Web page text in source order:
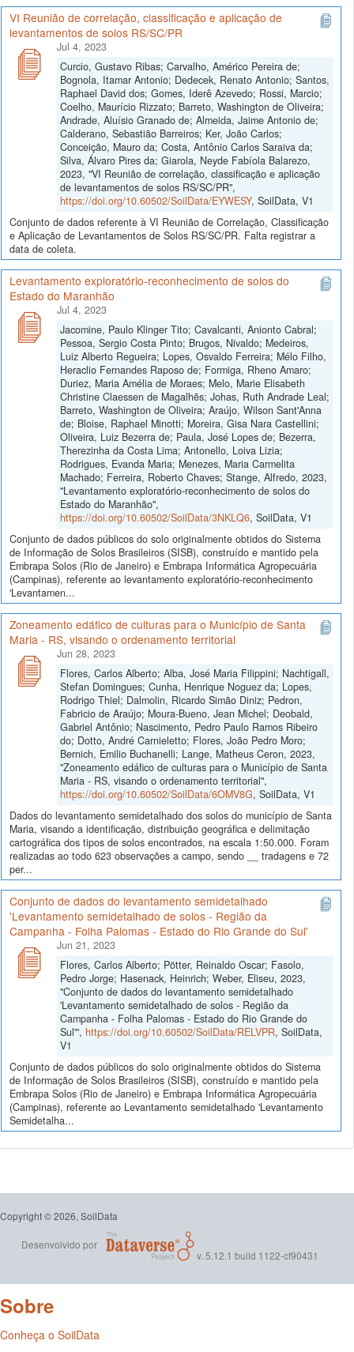
VI Reunião de correlação, classificação e aplicação de
levantamentos de solos RS/SC/PR
Jul 4, 2023
Curcio, Gustavo Ribas; Carvalho, Américo Pereira de;
Bognola, Itamar Antonio; Dedecek, Renato Antonio; Santos,
Raphael David dos; Gomes, Iderê Azevedo; Rossi, Marcio;
Coelho, Maurício Rizzato; Barreto, Washington de Oliveira;
Andrade, Aluísio Granado de; Almeida, Jaime Antonio de;
Calderano, Sebastião Barreiros; Ker, João Carlos;
Conceição, Mauro da; Costa, Antônio Carlos Saraiva da;
Silva, Álvaro Pires da; Giarola, Neyde Fabíola Balarezo,
2023, "VI Reunião de correlação, classificação e aplicação
de levantamentos de solos RS/SC/PR",
https://doi.org/10.60502/SoilData/EYWESY, SoilData, V1
Conjunto de dados referente à VI Reunião de Correlação, Classificação
e Aplicação de Levantamentos de Solos RS/SC/PR. Falta registrar a
data de coleta.
Levantamento exploratório-reconhecimento de solos do
Estado do Maranhão
Jul 4, 2023
Jacomine, Paulo Klinger Tito; Cavalcanti, Anionto Cabral;
Pessoa, Sergio Costa Pinto; Brugos, Nivaldo; Medeiros,
Luiz Alberto Regueira; Lopes, Osvaldo Ferreira; Mélo Filho,
Heraclio Fernandes Raposo de; Formiga, Rheno Amaro;
Duriez, Maria Amélia de Moraes; Melo, Marie Elisabeth
Christine Claessen de Magalhẽs; Johas, Ruth Andrade Leal;
Barreto, Washington de Oliveira; Araújo, Wilson Sant'Anna
de; Bloise, Raphael Minotti; Moreira, Gisa Nara Castellini;
Oliveira, Luiz Bezerra de; Paula, José Lopes de; Bezerra,
Therezinha da Costa Lima; Antonello, Loiva Lizia;
Rodrigues, Evanda Maria; Menezes, Maria Carmelita
Machado; Ferreira, Roberto Chaves; Stange, Alfredo, 2023,
"Levantamento exploratório-reconhecimento de solos do
Estado do Maranhão",
https://doi.org/10.60502/SoilData/3NKLQ6, SoilData, V1
Conjunto de dados públicos do solo originalmente obtidos do Sistema
de Informação de Solos Brasileiros (SISB), construído e mantido pela
Embrapa Solos (Rio de Janeiro) e Embrapa Informática Agropecuária
(Campinas), referente ao levantamento exploratório-reconhecimento
'Levantamen...
Zoneamento edáfico de culturas para o Município de Santa
Maria - RS, visando o ordenamento territorial
Jun 28, 2023
Flores, Carlos Alberto; Alba, José Maria Filippini; Nachtigall,
Stefan Domingues; Cunha, Henrique Noguez da; Lopes,
Rodrigo Thiel; Dalmolin, Ricardo Simão Diniz; Pedron,
Fabricio de Araújo; Moura-Bueno, Jean Michel; Deobald,
Gabriel Antônio; Nascimento, Pedro Paulo Ramos Ribeiro
do; Dotto, André Carnieletto; Flores, João Pedro Moro;
Bernich, Emilio Buchanelli; Lange, Matheus Ceron, 2023,
"Zoneamento edáfico de culturas para o Município de Santa
Maria - RS, visando o ordenamento territorial",
https://doi.org/10.60502/SoilData/6OMV8G, SoilData, V1
Dados do levantamento semidetalhado dos solos do município de Santa
Maria, visando a identificação, distribuição geográfica e delimitação
cartográfica dos tipos de solos encontrados, na escala 1:50.000. Foram
realizadas ao todo 623 observações a campo, sendo __ tradagens e 72
per...
Conjunto de dados do levantamento semidetalhado
'Levantamento semidetalhado de solos - Região da
Campanha - Folha Palomas - Estado do Rio Grande do Sul'
Jun 21, 2023
Flores, Carlos Alberto; Pötter, Reinaldo Oscar; Fasolo,
Pedro Jorge; Hasenack, Heinrich; Weber, Eliseu, 2023,
"Conjunto de dados do levantamento semidetalhado
'Levantamento semidetalhado de solos - Região da
Campanha - Folha Palomas - Estado do Rio Grande do
Sul'", https://doi.org/10.60502/SoilData/RELVPR, SoilData,
V1
Conjunto de dados públicos do solo originalmente obtidos do Sistema
de Informação de Solos Brasileiros (SISB), construído e mantido pela
Embrapa Solos (Rio de Janeiro) e Embrapa Informática Agropecuária
(Campinas), referente ao Levantamento semidetalhado 'Levantamento
Semidetalha...
Copyright © 2026, SoilData
Desenvolvido por
v. 5.12.1 build 1122-cf90431
Sobre
Conheça o SoilData